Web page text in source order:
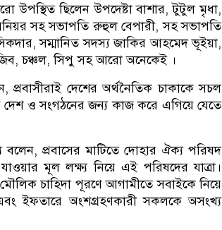
উপস্থিত ছিলেন উপদেষ্টা বাশার, টুটুল মৃধা,
সহ সভাপতি রুহুল বেপারী, সহ সভাপতি
সম্মানিত সদস্য জাকির আহমেদ ভূইয়া,
চঞ্চল, সিপু সহ আরো অনেকেই ।
প্রবাসীরাই দেশের অর্থনৈতিক চাকাকে সচল
ও সংগঠনের জন্য কাজ করে এগিয়ে যেতে
প্রবাসের মাটিতে দোহার ঐক্য পরিষদ
মূল লক্ষ্য নিয়ে এই পরিষদের যাত্রা।
চাহিদা পূরণে আগামীতে সবাইকে নিয়ে
ইফতারে অংশগ্রহণকারী সকলকে অসংখ্য